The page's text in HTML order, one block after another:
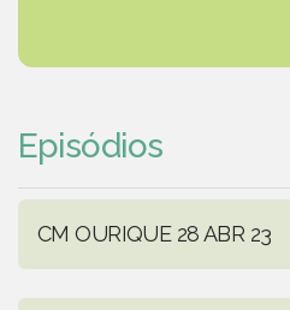
Episódios
CM OURIQUE 28 ABR 23